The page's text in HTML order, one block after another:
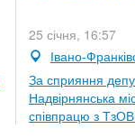
25 січня, 16:57
Івано-
За сприяння
Надвірнянська
співпрацю з